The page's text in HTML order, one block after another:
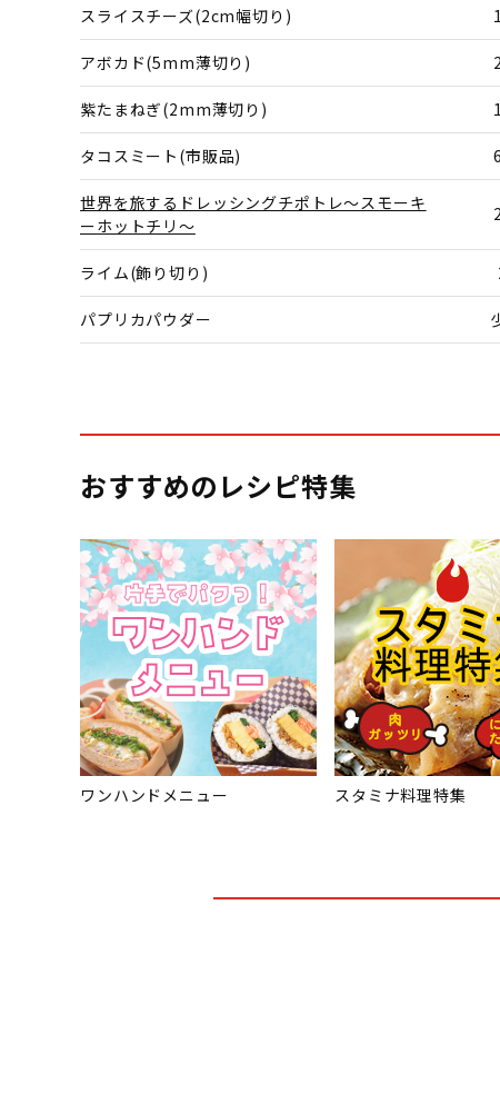
スライスチーズ(2cm幅切り)
アボカド(5mm薄切り)
紫たまねぎ(2mm薄切り)
タコスミート(市販品)
世界を旅するドレッシングチポトレ～スモーキ
ーホットチリ～
ライム(飾り切り)
パプリカパウダー
おすすめのレシピ特集
ワンハンドメニュー スタミナ料理特集